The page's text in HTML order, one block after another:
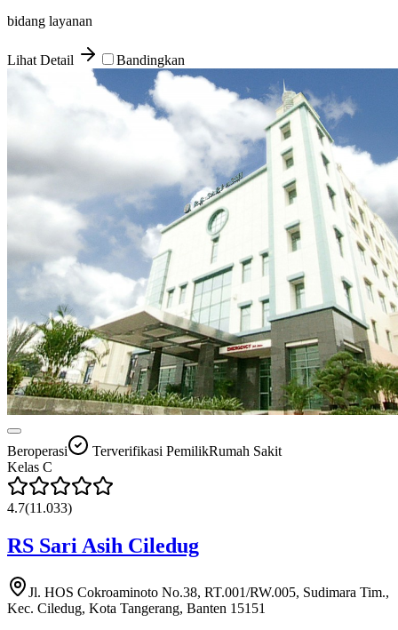
bidang layanan
Lihat Detail Bandingkan
Beroperasi Terverifikasi PemilikRumah Sakit
Kelas C
4.7(11.033)
RS Sari Asih Ciledug
Jl. HOS Cokroaminoto No.38, RT.001/RW.005, Sudimara Tim.,
Kec. Ciledug, Kota Tangerang, Banten 15151